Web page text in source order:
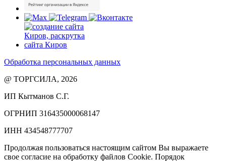
Обработка персональных данных
@ ТОРГСИЛА, 2026
ИП Кытманов С.Г.
ОГРНИП 316435000068147
ИНН 434548777707
Продолжая пользоваться настоящим сайтом Вы выражаете
свое согласие на обработку файлов Cookie. Порядок